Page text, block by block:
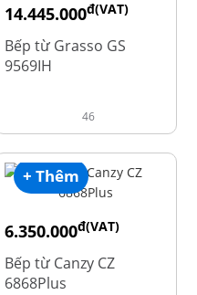
14.445.000đ(VAT)
19.260.000
Bếp từ Grasso GS
9569IH
46
+ Thêm
6.350.000đ(VAT)
15.980.000
Bếp từ Canzy CZ
6868Plus